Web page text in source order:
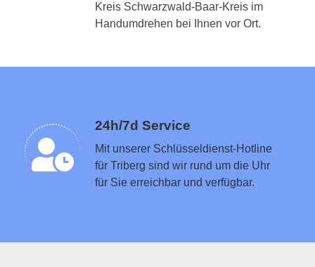
Kreis Schwarzwald-Baar-Kreis im
Handumdrehen bei Ihnen vor Ort.
24h/7d Service
Mit unserer Schlüsseldienst-Hotline
für Triberg sind wir rund um die Uhr
für Sie erreichbar und verfügbar.
Schlüsseldienst in der Nähe vermitteln